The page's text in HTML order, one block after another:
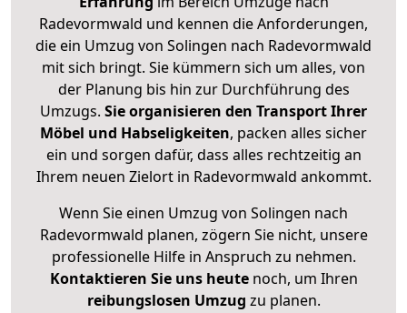
Radevormwald und kennen die Anforderungen,
die ein Umzug von Solingen nach Radevormwald
mit sich bringt. Sie kümmern sich um alles, von
der Planung bis hin zur Durchführung des
Umzugs. Sie organisieren den Transport Ihrer
Möbel und Habseligkeiten, packen alles sicher
ein und sorgen dafür, dass alles rechtzeitig an
Ihrem neuen Zielort in Radevormwald ankommt.
Wenn Sie einen Umzug von Solingen nach
Radevormwald planen, zögern Sie nicht, unsere
professionelle Hilfe in Anspruch zu nehmen.
Kontaktieren Sie uns heutenoch, um Ihren
reibungslosen Umzug zu planen.